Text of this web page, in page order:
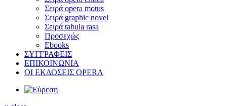
Σειρά opera motus
Σειρά graphic novel
Σειρά tabula rasa
Προσεχώς
Ebooks
ΣΥΓΓΡΑΦΕΙΣ
ΕΠΙΚΟΙΝΩΝΙΑ
ΟΙ ΕΚΔΟΣΕΙΣ OPERA